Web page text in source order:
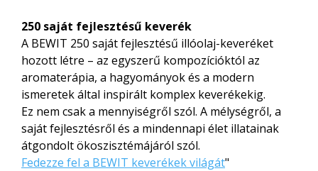
250 saját fejlesztésű keverék
A BEWIT 250 saját fejlesztésű illóolaj-keveréket
hozott létre – az egyszerű kompozícióktól az
aromaterápia, a hagyományok és a modern
ismeretek által inspirált komplex keverékekig.
Ez nem csak a mennyiségről szól. A mélységről, a
saját fejlesztésről és a mindennapi élet illatainak
átgondolt ökoszisztémájá­ról szól.
Fedezze fel a BEWIT keverékek világát"